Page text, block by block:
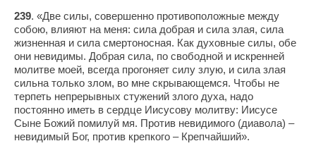
239. «Две силы, совершенно противоположные между
собою, влияют на меня: сила добрая и сила злая, сила
жизненная и сила смертоносная. Как духовные силы, обе
они невидимы. Добрая сила, по свободной и искренней
молитве моей, всегда прогоняет силу злую, и сила злая
сильна только злом, во мне скрывающемся. Чтобы не
терпеть непрерывных стужений злого духа, надо
постоянно иметь в сердце Иисусову молитву: Иисусе
Сыне Божий помилуй мя. Против невидимого (диавола) –
невидимый Бог, против крепкого – Крепчайший».